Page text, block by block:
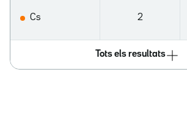
Cs 2
Tots els resultats